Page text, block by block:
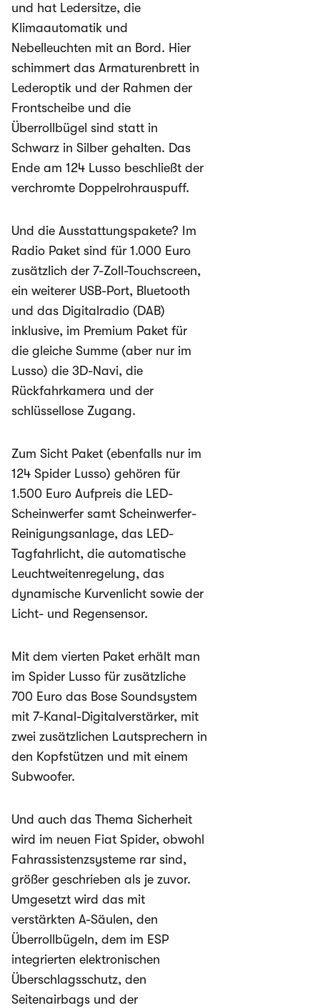
und hat Ledersitze, die
Klimaautomatik und
Nebelleuchten mit an Bord. Hier
schimmert das Armaturenbrett in
Lederoptik und der Rahmen der
Frontscheibe und die
Überrollbügel sind statt in
Schwarz in Silber gehalten. Das
Ende am 124 Lusso beschließt der
verchromte Doppelrohrauspuff.
Und die Ausstattungspakete? Im
Radio Paket sind für 1.000 Euro
zusätzlich der 7-Zoll-Touchscreen,
ein weiterer USB-Port, Bluetooth
und das Digitalradio (DAB)
inklusive, im Premium Paket für
die gleiche Summe (aber nur im
Lusso) die 3D-Navi, die
Rückfahrkamera und der
schlüssellose Zugang.
Zum Sicht Paket (ebenfalls nur im
124 Spider Lusso) gehören für
1.500 Euro Aufpreis die LED-
Scheinwerfer samt Scheinwerfer-
Reinigungsanlage, das LED-
Tagfahrlicht, die automatische
Leuchtweitenregelung, das
dynamische Kurvenlicht sowie der
Licht- und Regensensor.
Mit dem vierten Paket erhält man
im Spider Lusso für zusätzliche
700 Euro das Bose Soundsystem
mit 7-Kanal-Digitalverstärker, mit
zwei zusätzlichen Lautsprechern in
den Kopfstützen und mit einem
Subwoofer.
Und auch das Thema Sicherheit
wird im neuen Fiat Spider, obwohl
Fahrassistenzsysteme rar sind,
größer geschrieben als je zuvor.
Umgesetzt wird das mit
verstärkten A-Säulen, den
Überrollbügeln, dem im ESP
integrierten elektronischen
Überschlagsschutz, den
Seitenairbags und der